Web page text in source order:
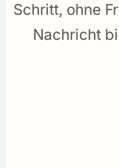
Schritt, ohne
Nachricht